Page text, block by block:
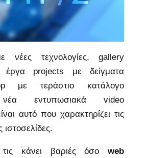
νέες τεχνολογίες, gallery
έργα projects με δείγματα
με τεράστιο κατάλογο
νέα εντυπωσιακά video
αυτό που χαρακτηρίζει τις
τις κάνει βαριές όσοweb